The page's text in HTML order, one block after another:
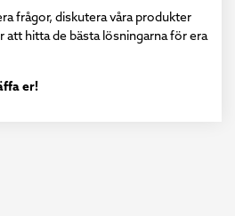
frågor, diskutera våra produkter
att hitta de bästa lösningarna för era
er!